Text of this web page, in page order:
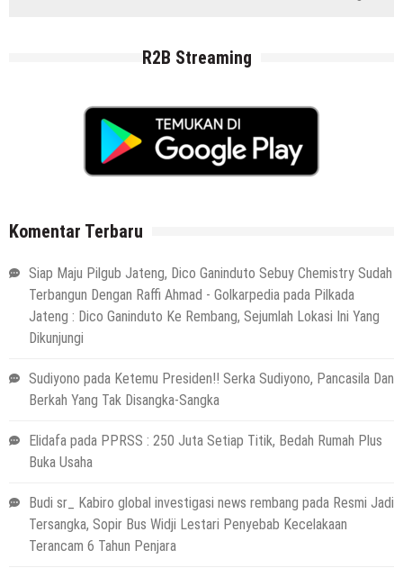
R2B Streaming
Komentar Terbaru
Siap Maju Pilgub Jateng, Dico Ganinduto Sebuy Chemistry Sudah
Terbangun Dengan Raffi Ahmad - Golkarpedia pada Pilkada
Jateng : Dico Ganinduto Ke Rembang, Sejumlah Lokasi Ini Yang
Dikunjungi
Sudiyono pada Ketemu Presiden!! Serka Sudiyono, Pancasila Dan
Berkah Yang Tak Disangka-Sangka
Elidafa pada PPRSS : 250 Juta Setiap Titik, Bedah Rumah Plus
Buka Usaha
Budi sr_ Kabiro global investigasi news rembang pada Resmi Jadi
Tersangka, Sopir Bus Widji Lestari Penyebab Kecelakaan
Terancam 6 Tahun Penjara